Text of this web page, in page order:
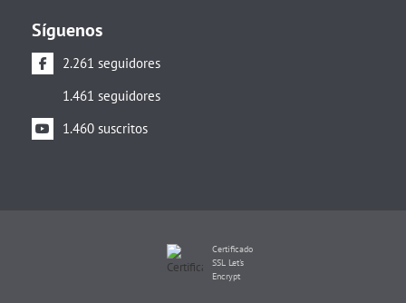
Síguenos
2.261 seguidores
1.461 seguidores
1.460 suscritos
Certificado
SSL Let's
Encrypt